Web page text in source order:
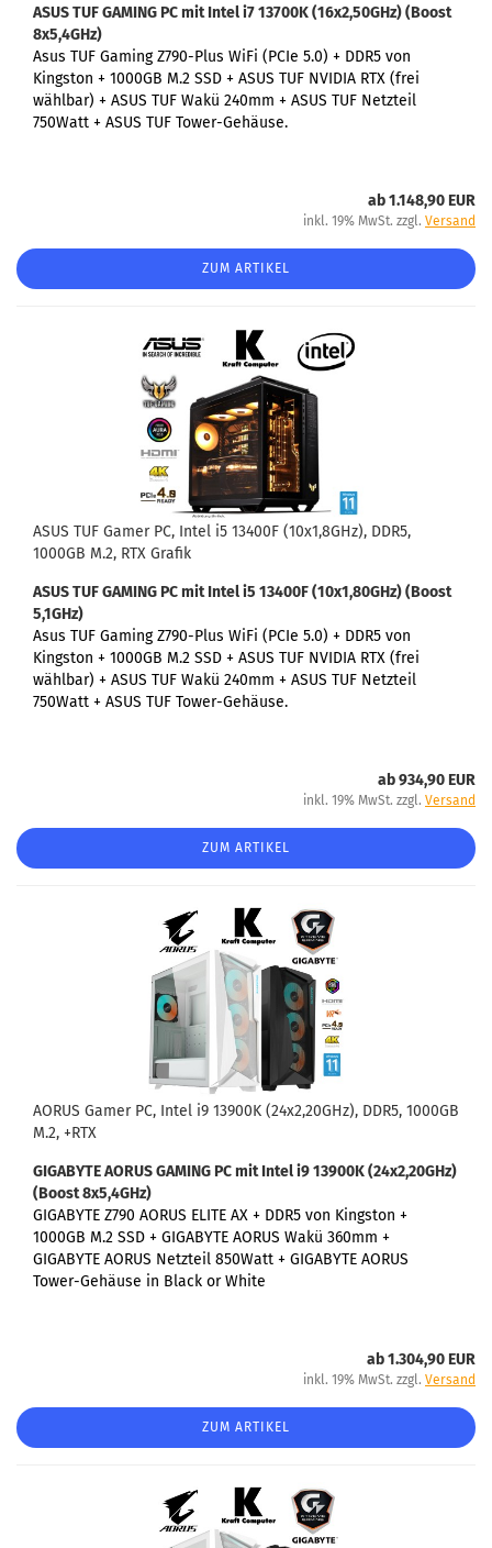
ASUS TUF GAMING PCmit Intel i7 13700K (16x2,50GHz) (Boost
8x5,4GHz)
Asus TUF Gaming Z790-Plus WiFi (PCIe 5.0) + DDR5 von
Kingston + 1000GB M.2 SSD + ASUS TUF NVIDIA RTX (frei
wählbar) + ASUS TUF Wakü 240mm + ASUS TUF Netzteil
750Watt + ASUS TUF Tower-Gehäuse.
ab 1.148,90 EUR
inkl. 19% MwSt. zzgl. Versand
ZUM ARTIKEL
ASUS TUF Gamer PC, Intel i5 13400F (10x1,8GHz), DDR5,
1000GB M.2, RTX Grafik
ASUS TUF GAMING PCmit Intel i5 13400F (10x1,80GHz) (Boost
5,1GHz)
Asus TUF Gaming Z790-Plus WiFi (PCIe 5.0) + DDR5 von
Kingston + 1000GB M.2 SSD + ASUS TUF NVIDIA RTX (frei
wählbar) + ASUS TUF Wakü 240mm + ASUS TUF Netzteil
750Watt + ASUS TUF Tower-Gehäuse.
ab 934,90 EUR
inkl. 19% MwSt. zzgl. Versand
ZUM ARTIKEL
AORUS Gamer PC, Intel i9 13900K (24x2,20GHz), DDR5, 1000GB
M.2, +RTX
GIGABYTE AORUS GAMING PCmit Intel i9 13900K (24x2,20GHz)
(Boost 8x5,4GHz)
GIGABYTE Z790 AORUS ELITE AX + DDR5 von Kingston +
1000GB M.2 SSD + GIGABYTE AORUS Wakü 360mm +
GIGABYTE AORUS Netzteil 850Watt + GIGABYTE AORUS
Tower-Gehäuse in Black or White
ab 1.304,90 EUR
inkl. 19% MwSt. zzgl. Versand
ZUM ARTIKEL